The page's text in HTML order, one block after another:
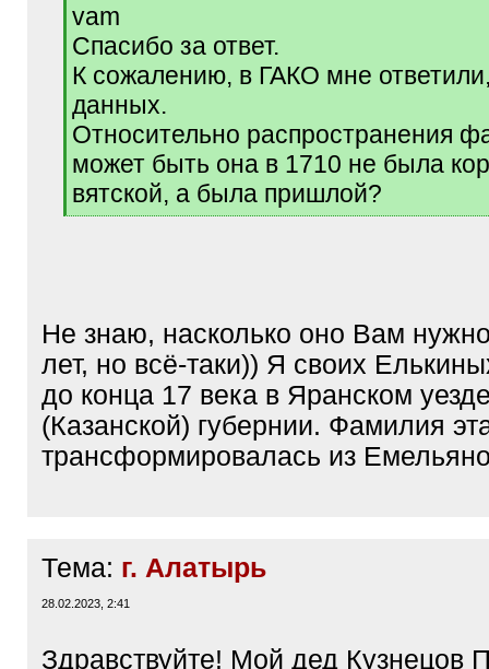
[
q
]
vam
Спасибо за ответ.
К сожалению, в ГАКО мне
данных.
Относительно распространения
может быть она в 1710 не была
вятской, а была пришлой?
[
Не знаю, насколько оно Вам
лет, но всë-таки)) Я своих
до конца 17 века в Яранском
(Казанской) губернии. Фамилия
трансформировалась из
Тема: г. Алатырь
28.02.2023, 2:41
Здравствуйте! Мой дед Кузнецов